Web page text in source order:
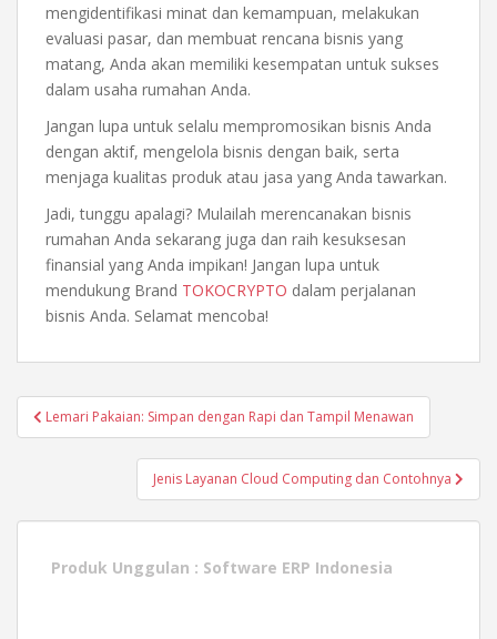
mengidentifikasi minat dan kemampuan, melakukan
evaluasi pasar, dan membuat rencana bisnis yang
matang, Anda akan memiliki kesempatan untuk sukses
dalam usaha rumahan Anda.
Jangan lupa untuk selalu mempromosikan bisnis Anda
dengan aktif, mengelola bisnis dengan baik, serta
menjaga kualitas produk atau jasa yang Anda tawarkan.
Jadi, tunggu apalagi? Mulailah merencanakan bisnis
rumahan Anda sekarang juga dan raih kesuksesan
finansial yang Anda impikan! Jangan lupa untuk
mendukung Brand TOKOCRYPTO dalam perjalanan
bisnis Anda. Selamat mencoba!
Post
navigation
Lemari Pakaian: Simpan dengan Rapi dan Tampil Menawan
Jenis Layanan Cloud Computing dan Contohnya
Produk Unggulan : Software ERP Indonesia